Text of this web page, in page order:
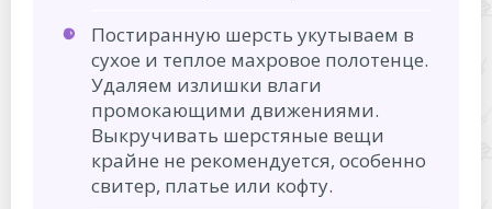
Постиранную шерсть укутываем в
сухое и теплое махровое полотенце.
Удаляем излишки влаги
промокающими движениями.
Выкручивать шерстяные вещи
крайне не рекомендуется, особенно
свитер, платье или кофту.